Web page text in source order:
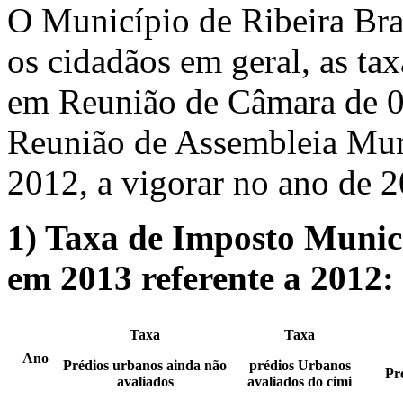
O Município de Ribeira
os cidadãos em geral, as
em Reunião de Câmara de
Reunião de Assembleia
2012, a vigorar no ano de
1) Taxa de Imposto
em 2013 referente a 2012:
Ano
Taxa
Prédios urbanos ainda não
avaliados
Taxa
prédios Urbanos
avaliados do cimi